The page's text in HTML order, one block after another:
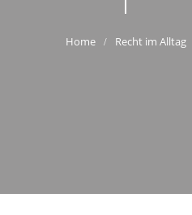
Recht im Alltag